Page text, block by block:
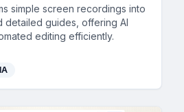
simple screen recordings into
detailed guides, offering AI
editing efficiently.